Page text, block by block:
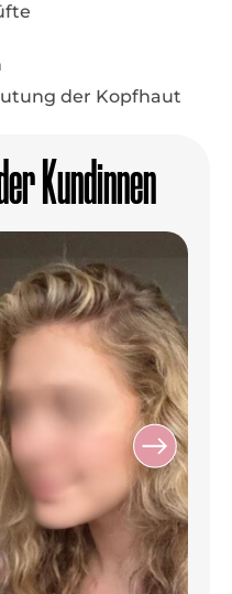
der Kopfhaut
Kundinnen